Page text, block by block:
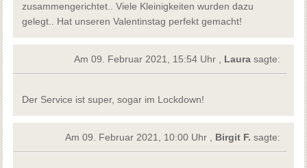
zusammengerichtet.. Viele Kleinigkeiten wurden dazu
gelegt.. Hat unseren Valentinstag perfekt gemacht!
Am 09. Februar 2021, 15:54 Uhr , Laura sagte:
Der Service ist super, sogar im Lockdown!
Am 09. Februar 2021, 10:00 Uhr , Birgit F. sagte: